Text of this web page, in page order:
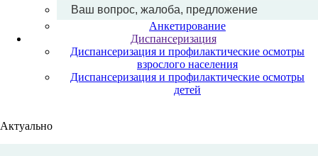
Ваш вопрос, жалоба, предложение
Анкетирование
Диспансеризация
Диспансеризация и профилактические осмотры
взрослого населения
Диспансеризация и профилактические осмотры
детей
Актуально